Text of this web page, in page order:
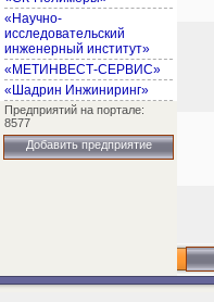
«Научно-
исследовательский
инженерный институт»
«МЕТИНВЕСТ-СЕРВИС»
«Шадрин Инжиниринг»
Предприятий на портале:
8577
Добавить предприятие